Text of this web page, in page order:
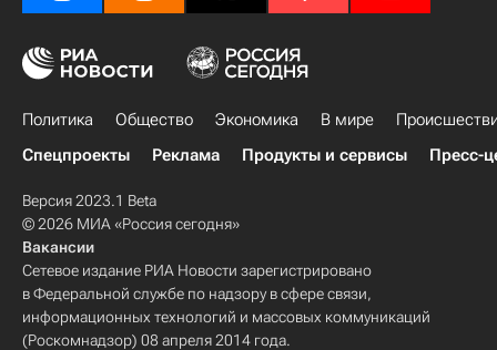
Политика Общество Экономика В мире
Спецпроекты
Реклама Продукты и сервисы Пресс-
Версия 2023.1 Beta
© 2026 МИА «Россия сегодня»
Вакансии
Сетевое издание РИА Новости зарегистрировано
в Федеральной службе по надзору в сфере связи,
информационных технологий и массовых коммуникаций
(Роскомнадзор) 08 апреля 2014 года.